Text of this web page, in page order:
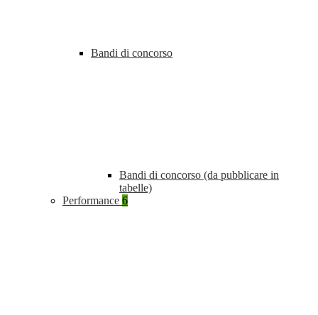
Bandi di concorso
Bandi di concorso (da pubblicare in
tabelle)
Performance 6